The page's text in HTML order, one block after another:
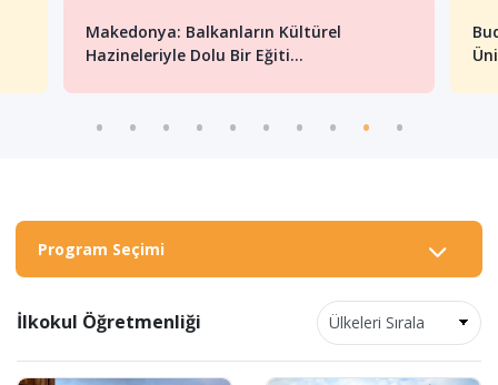
Makedonya: Balkanların Kültürel
Hazineleriyle Dolu Bir Eğiti...
Program Seçimi
İlkokul Öğretmenliği